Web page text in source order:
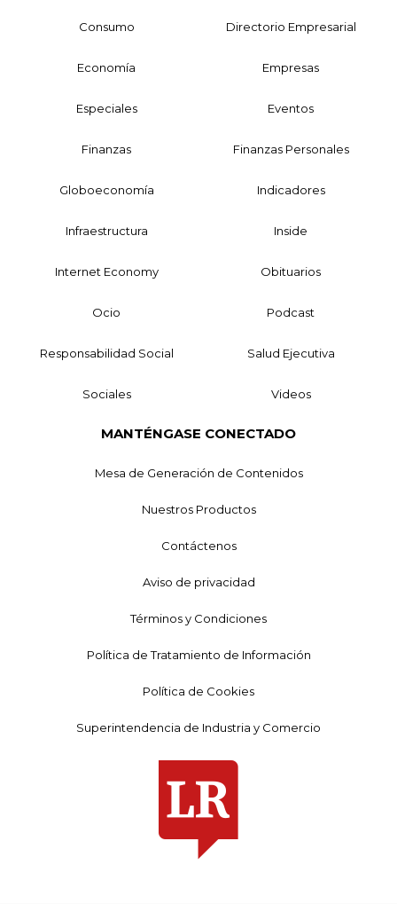
Consumo Directorio Empresarial
Economía Empresas
Especiales Eventos
Finanzas Finanzas Personales
Globoeconomía Indicadores
Infraestructura Inside
Internet Economy Obituarios
Ocio Podcast
Responsabilidad Social Salud Ejecutiva
Sociales Videos
MANTÉNGASE CONECTADO
Mesa de Generación de Contenidos
Nuestros Productos
Contáctenos
Aviso de privacidad
Términos y Condiciones
Política de Tratamiento de Información
Política de Cookies
Superintendencia de Industria y Comercio